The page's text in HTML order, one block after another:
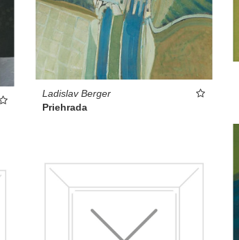
Ladislav Berger
Priehrada